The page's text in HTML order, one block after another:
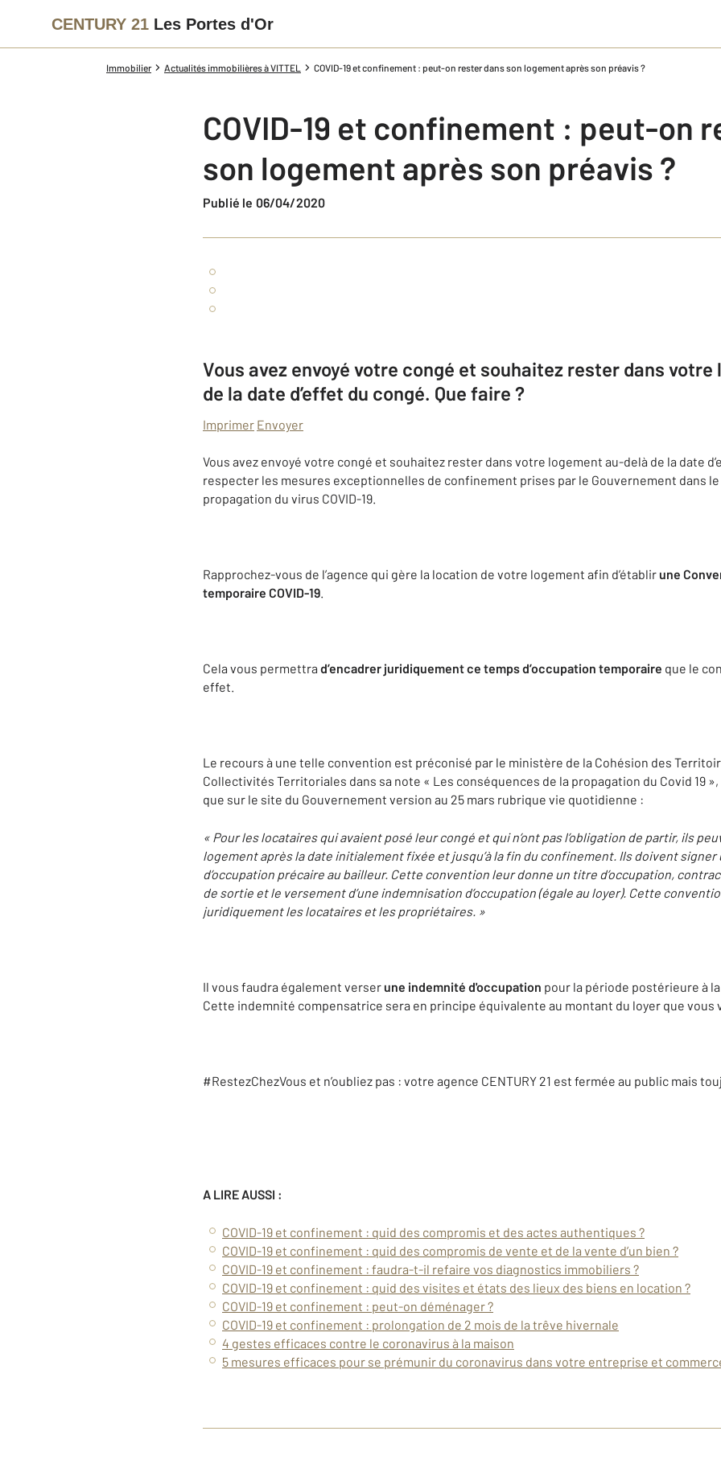
CENTURY 21 Les Portes d'Or
Immobilier Actualités immobilières à VITTEL COVID-19 et confinement : peut-on rester dans son logement après son préavis ?
COVID-19 et confinement : peut-on
son logement après son préavis ?
Publié le 06/04/2020
Vous avez envoyé votre congé et souhaitez rester dans
de la date d’effet du congé. Que faire ?
Imprimer Envoyer
Vous avez envoyé votre congé et souhaitez rester dans votre logement au-delà de la date
respecter les mesures exceptionnelles de confinement prises par le Gouvernement dans
propagation du virus COVID-19.
Rapprochez-vous de l’agence qui gère la location de votre logement afin d’établirune
temporaire COVID-19.
Cela vous permettra d’encadrer juridiquement ce temps d’occupation temporaire que le
effet.
Le recours à une telle convention est préconisé par le ministère de la Cohésion des
Collectivités Territoriales dans sa note « Les conséquences de la propagation du Covid 19
que sur le site du Gouvernement version au 25 mars rubrique vie quotidienne :
« Pour les locataires qui avaient posé leur congé et qui n’ont pas l’obligation de partir, ils
logement après la date initialement fixée et jusqu’à la fin du confinement. Ils doivent
d’occupation précaire au bailleur. Cette convention leur donne un titre d’occupation,
de sortie et le versement d’une indemnisation d’occupation (égale au loyer). Cette
juridiquement les locataires et les propriétaires. »
Il vous faudra également verserune indemnité d'occupation pour la période postérieure à
Cette indemnité compensatrice sera en principe équivalente au montant du loyer que vous
#RestezChezVous et n’oubliez pas : votre agence CENTURY 21 est fermée au public mais
A LIRE AUSSI :
COVID-19 et confinement : quid des compromis et des actes authentiques ?
COVID-19 et confinement : quid des compromis de vente et de la vente d’un bien ?
COVID-19 et confinement : faudra-t-il refaire vos diagnostics immobiliers ?
COVID-19 et confinement : quid des visites et états des lieux des biens en location ?
COVID-19 et confinement : peut-on déménager ?
COVID-19 et confinement : prolongation de 2 mois de la trêve hivernale
4 gestes efficaces contre le coronavirus à la maison
5 mesures efficaces pour se prémunir du coronavirus dans votre entreprise et